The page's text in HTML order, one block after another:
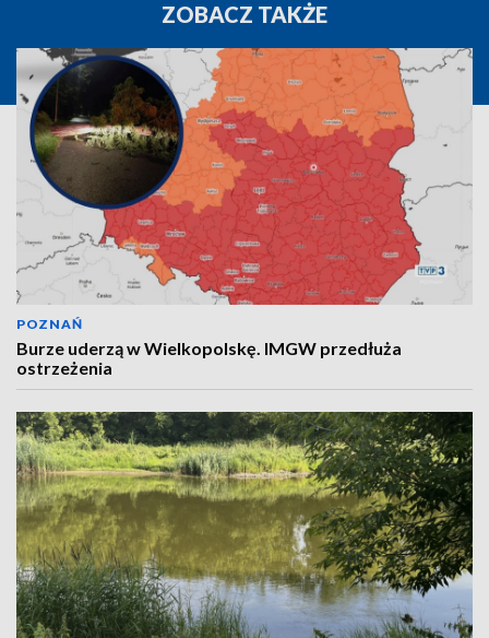
ZOBACZ TAKŻE
POZNAŃ
Burze uderzą w Wielkopolskę. IMGW przedłuża
ostrzeżenia